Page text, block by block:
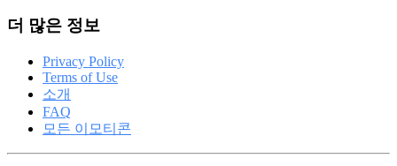
더 많은 정보
Privacy Policy
Terms of Use
소개
FAQ
모든 이모티콘